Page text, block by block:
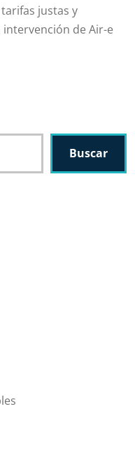
justas y
de Air-e
Buscar